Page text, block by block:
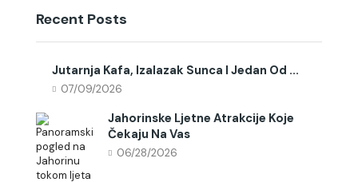
Recent Posts
Jutarnja Kafa, Izalazak Sunca I Jedan Od ...
07/09/2026
Jahorinske Ljetne Atrakcije Koje
Čekaju Na Vas
06/28/2026